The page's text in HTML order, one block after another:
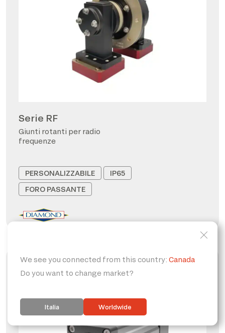
Serie RF
Giunti rotanti per radio
frequenze
PERSONALIZZABILE
IP65
FORO PASSANTE